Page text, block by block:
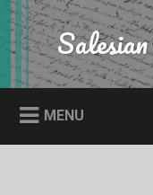
Skip
to
content
Search
MENU